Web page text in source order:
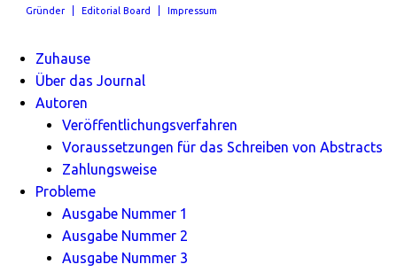
Gründer Editorial Board Impressum
Zuhause
Über das Journal
Autoren
Veröffentlichungsverfahren
Voraussetzungen für das Schreiben von Abstracts
Zahlungsweise
Probleme
Ausgabe Nummer 1
Ausgabe Nummer 2
Ausgabe Nummer 3